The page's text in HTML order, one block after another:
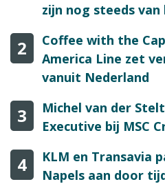
zijn nog steeds van
2
Coffee with the
America Line zet
vanuit Nederland
3
Michel van der
Executive bij MSC
4
KLM en Transavia
Napels aan door